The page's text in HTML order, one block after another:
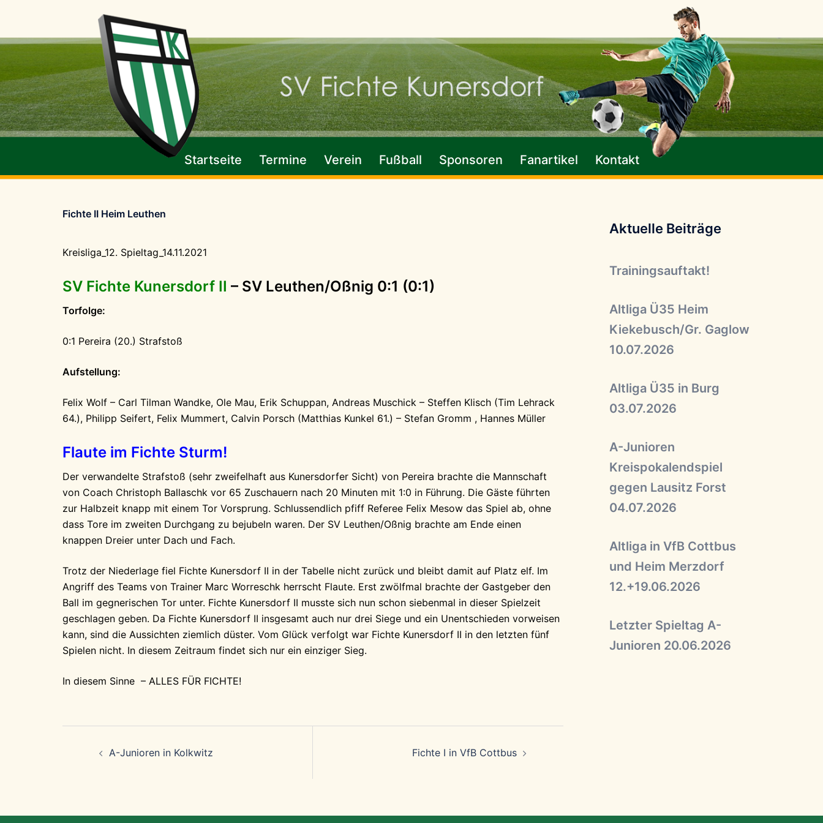
springen
Startseite Termine Verein Fußball Sponsoren Fanartikel Kontakt
Fichte II Heim Leuthen
Kreisliga_12. Spieltag_14.11.2021
SV Fichte Kunersdorf II – SV Leuthen/Oßnig 0:1 (0:1)
Torfolge:
0:1 Pereira (20.) Strafstoß
Aufstellung:
Felix Wolf – Carl Tilman Wandke, Ole Mau, Erik Schuppan, Andreas Muschick – Steffen Klisch (Tim Lehrack
64.), Philipp Seifert, Felix Mummert, Calvin Porsch (Matthias Kunkel 61.) – Stefan Gromm , Hannes Müller
Flaute im Fichte Sturm!
Der verwandelte Strafstoß (sehr zweifelhaft aus Kunersdorfer Sicht) von Pereira brachte die Mannschaft
von Coach Christoph Ballaschk vor 65 Zuschauern nach 20 Minuten mit 1:0 in Führung. Die Gäste führten
zur Halbzeit knapp mit einem Tor Vorsprung. Schlussendlich pfiff Referee Felix Mesow das Spiel ab, ohne
dass Tore im zweiten Durchgang zu bejubeln waren. Der SV Leuthen/Oßnig brachte am Ende einen
knappen Dreier unter Dach und Fach.
Trotz der Niederlage fiel Fichte Kunersdorf II in der Tabelle nicht zurück und bleibt damit auf Platz elf. Im
Angriff des Teams von Trainer Marc Worreschk herrscht Flaute. Erst zwölfmal brachte der Gastgeber den
Ball im gegnerischen Tor unter. Fichte Kunersdorf II musste sich nun schon siebenmal in dieser Spielzeit
geschlagen geben. Da Fichte Kunersdorf II insgesamt auch nur drei Siege und ein Unentschieden vorweisen
kann, sind die Aussichten ziemlich düster. Vom Glück verfolgt war Fichte Kunersdorf II in den letzten fünf
Spielen nicht. In diesem Zeitraum findet sich nur ein einziger Sieg.
In diesem Sinne – ALLES FÜR FICHTE!
Beitragsnavigation
A-Junioren in Kolkwitz Fichte I in VfB Cottbus
Aktuelle Beiträge
Trainingsauftakt!
Altliga Ü35 Heim
Kiekebusch/Gr. Gaglow
10.07.2026
Altliga Ü35 in Burg
03.07.2026
A-Junioren
Kreispokalendspiel
gegen Lausitz Forst
04.07.2026
Altliga in VfB Cottbus
und Heim Merzdorf
12.+19.06.2026
Letzter Spieltag A-
Junioren 20.06.2026